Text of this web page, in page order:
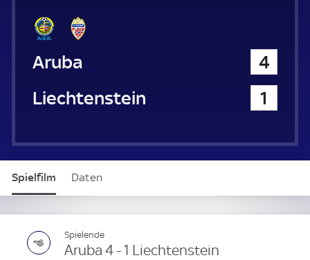
Aruba
4
Liechtenstein
1
Spielfilm Daten
Spielende
Aruba 4 - 1 Liechtenstein